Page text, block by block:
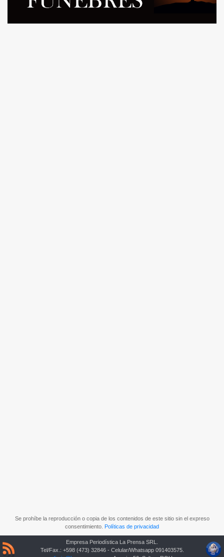
Se prohíbe la reproducción o copia de los contenidos de este sitio sin el expreso
consentimiento. Políticas de privacidad
Empresa Periodística La Prensa SRL.
Tel/Fax.: +598 (473) 32846 - Celular/Whatsapp 091403575.